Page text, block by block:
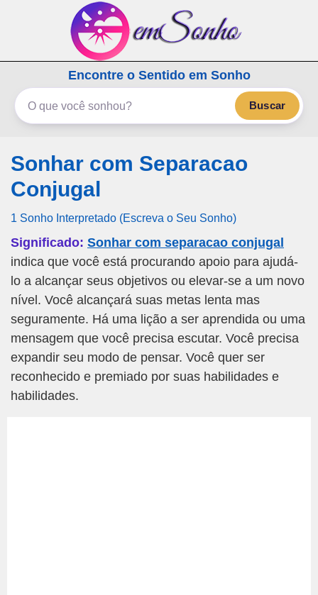
emSonho.com
Os sonhos significam mais
Encontre o Sentido em Sonho
Buscar
Sonhar com Separacao
Conjugal
1 Sonho Interpretado (Escreva o Seu Sonho)
Significado: Sonhar com separacao conjugal
indica que você está procurando apoio para ajudá-
lo a alcançar seus objetivos ou elevar-se a um novo
nível. Você alcançará suas metas lenta mas
seguramente. Há uma lição a ser aprendida ou uma
mensagem que você precisa escutar. Você precisa
expandir seu modo de pensar. Você quer ser
reconhecido e premiado por suas habilidades e
habilidades.